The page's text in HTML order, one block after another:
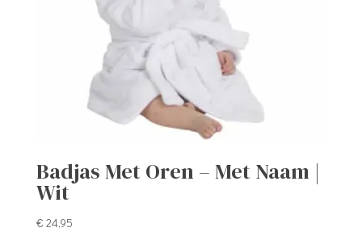
Badjas Met Oren – Met Naam |
Wit
€ 24,95